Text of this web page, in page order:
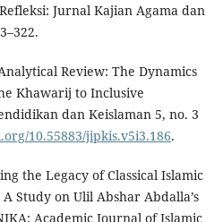
Jurnal Kajian Agama dan
Review: The Dynamics
Khawarij to Inclusive
dan Keislaman 5, no. 3
10.55883/jipkis.v5i3.186.
the Legacy of Classical Islamic
Study on Ulil Abshar Abdalla’s
Academic Journal of Islamic